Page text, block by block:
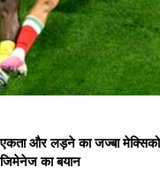
और लड़ने का जज्बा
का बयान